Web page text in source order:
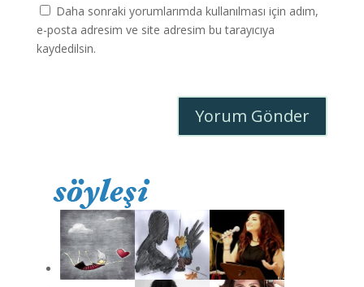
Daha sonraki yorumlarımda kullanılması için adım,
e-posta adresim ve site adresim bu tarayıcıya
kaydedilsin.